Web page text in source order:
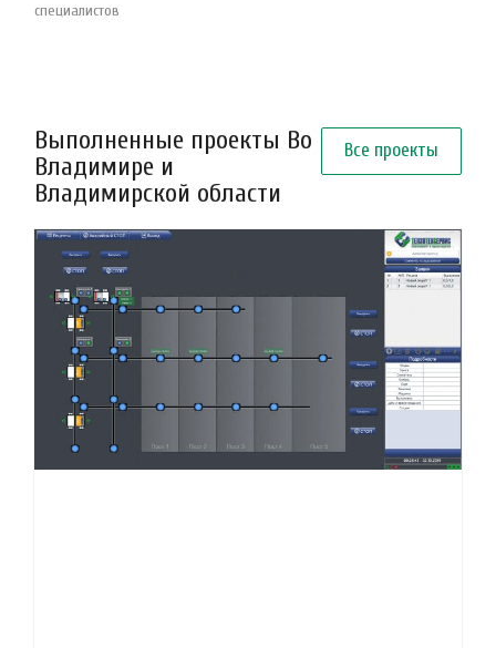
специалистов
Все проекты
Выполненные проекты Во
Владимире и
Владимирской области